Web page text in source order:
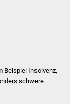
Beispiel Insolvenz,
schwere